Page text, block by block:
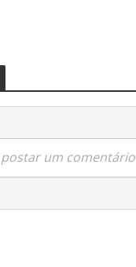
um comentário